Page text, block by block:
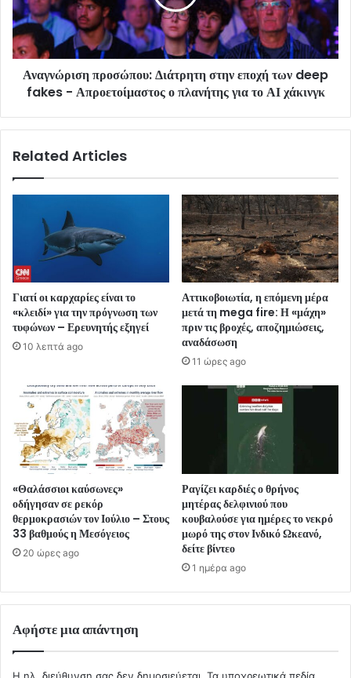
Αναγνώριση προσώπου: Διάτρητη στην εποχή των deep
fakes - Απροετοίμαστος ο πλανήτης για το ΑΙ χάκινγκ
Related Articles
Γιατί οι καρχαρίες είναι το
«κλειδί» για την πρόγνωση των
τυφώνων – Ερευνητής εξηγεί
10 λεπτά ago
Αττικοβοιωτία, η επόμενη μέρα
μετά τη mega fire: Η «μάχη»
πριν τις βροχές, αποζημιώσεις,
αναδάσωση
11 ώρες ago
«Θαλάσσιοι καύσωνες»
οδήγησαν σε ρεκόρ
θερμοκρασιών τον Ιούλιο – Στους
33 βαθμούς η Μεσόγειος
20 ώρες ago
Ραγίζει καρδιές ο θρήνος
μητέρας δελφινιού που
κουβαλούσε για ημέρες το νεκρό
μωρό της στον Ινδικό Ωκεανό,
δείτε βίντεο
1 ημέρα ago
Αφήστε μια απάντηση